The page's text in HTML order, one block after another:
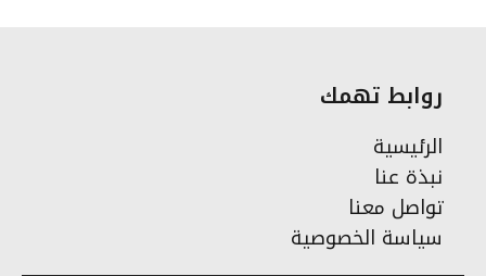
روابط تهمك
الرئيسية
نبذة عنا
تواصل معنا
سياسة الخصوصية